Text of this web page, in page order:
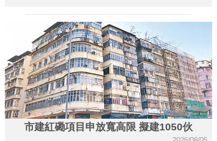
市建紅磡項目申放寬高限 擬建1050伙